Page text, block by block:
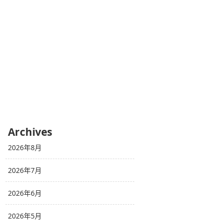
Archives
2026年8月
2026年7月
2026年6月
2026年5月